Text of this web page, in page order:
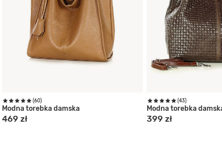
(60)
Modna torebka damska
469 zł
(43)
Modna torebka
399 zł